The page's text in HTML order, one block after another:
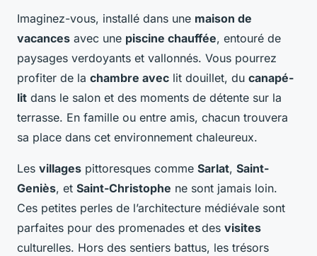
Imaginez-vous, installé dans une maison de
vacances avec une piscine chauffée, entouré de
paysages verdoyants et vallonnés. Vous pourrez
profiter de la chambre avec lit douillet, du canapé-
lit dans le salon et des moments de détente sur la
terrasse. En famille ou entre amis, chacun trouvera
sa place dans cet environnement chaleureux.
Les villages pittoresques comme Sarlat, Saint-
Geniès, et Saint-Christophe ne sont jamais loin.
Ces petites perles de l’architecture médiévale sont
parfaites pour des promenades et des visites
culturelles. Hors des sentiers battus, les trésors